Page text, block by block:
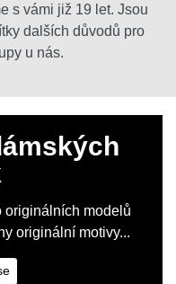
s vámi již 19 let. Jsou
dalších důvodů pro
u nás.
originálních modelů
originální motivy...